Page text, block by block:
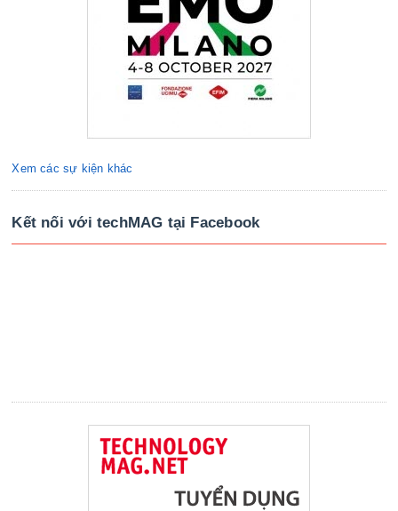
Xem các sự kiện khác
Kết nối với techMAG tại Facebook